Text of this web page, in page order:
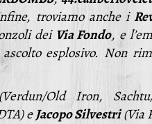
troviamo anche i
dei Via Fondo, e
esplosivo. Non
Old Iron,
eJacopo Silvestri(Via